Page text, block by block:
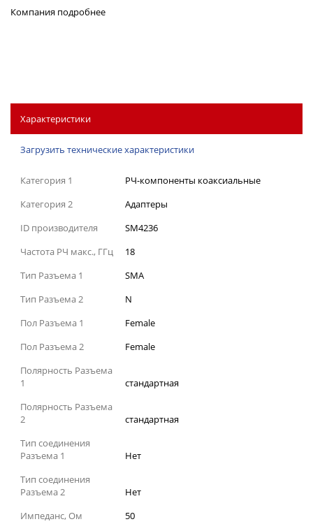
Компания подробнее
Характеристики
Загрузить технические характеристики
Категория 1
РЧ-компоненты коаксиальные
Категория 2
Адаптеры
ID производителя
SM4236
Частота РЧ макс., ГГц
18
Тип Разъема 1
SMA
Тип Разъема 2
N
Пол Разъема 1
Female
Пол Разъема 2
Female
Полярность Разъема
1
стандартная
Полярность Разъема
2
стандартная
Тип соединения
Разъема 1
Нет
Тип соединения
Разъема 2
Нет
Импеданс, Ом
50